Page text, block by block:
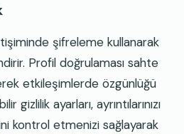
şifreleme kullanarak
Profil doğrulaması sahte
etkileşimlerde özgünlüğü
gizlilik ayarları, ayrıntılarınızı
kontrol etmenizi sağlayarak